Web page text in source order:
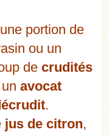
portion de
ou un
de crudités
avocat
.
jus de citron,